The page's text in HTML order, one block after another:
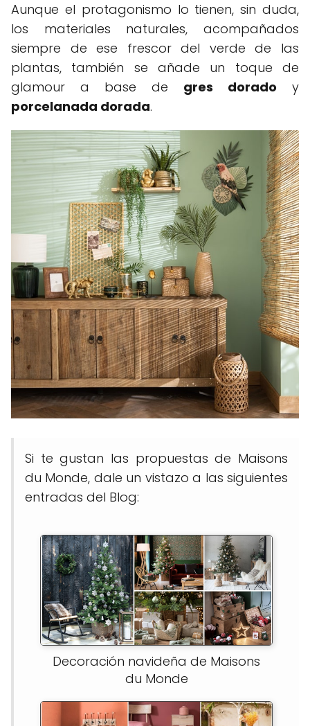
Aunque el protagonismo lo tienen, sin duda,
los materiales naturales, acompañados
siempre de ese frescor del verde de las
plantas, también se añade un toque de
glamour a base de gres dorado y
porcelanada dorada.
Si te gustan las propuestas de Maisons
du Monde, dale un vistazo a las siguientes
entradas del Blog:
Decoración navideña de Maisons
du Monde